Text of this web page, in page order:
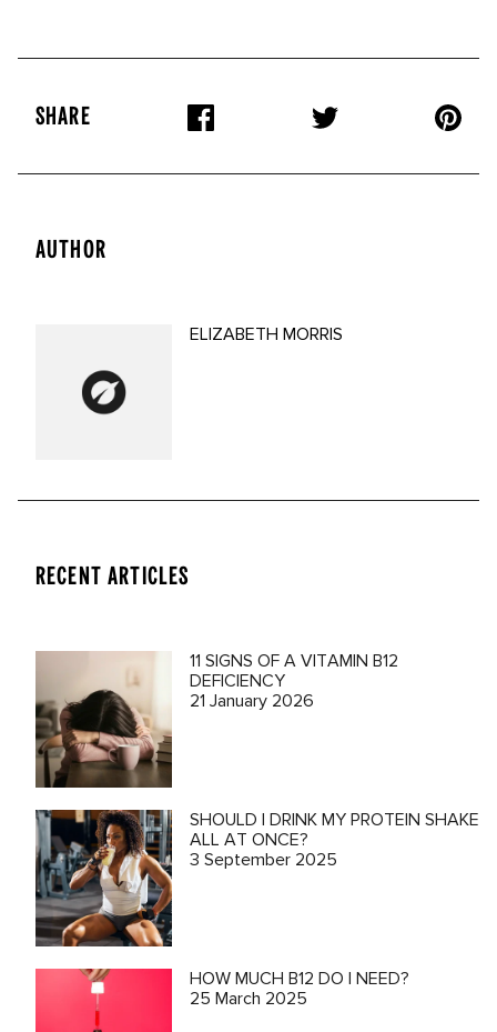
SHARE
AUTHOR
ELIZABETH MORRIS
RECENT ARTICLES
11 SIGNS OF A VITAMIN B12
DEFICIENCY
21 January 2026
SHOULD I DRINK MY PROTEIN SHAKE
ALL AT ONCE?
3 September 2025
HOW MUCH B12 DO I NEED?
25 March 2025